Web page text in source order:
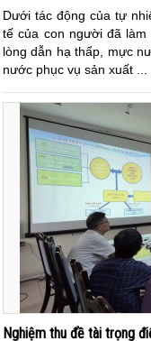
Dưới tác động của tự
tế của con người đã làm
lòng dẫn hạ thấp, mực
nước phục vụ sản xuất ...
Nghiệm thu đề tài trọng